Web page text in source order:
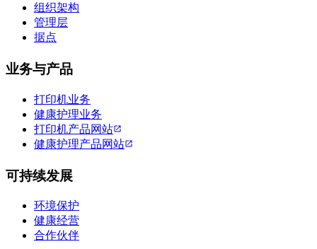
组织架构
管理层
据点
业务与产品
打印机业务
健康护理业务
打印机产品网站
健康护理产品网站
可持续发展
环境保护
健康经营
合作伙伴